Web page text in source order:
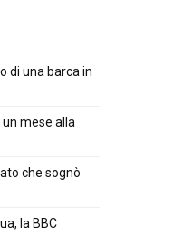
di una barca in
mese alla
che sognò
la BBC